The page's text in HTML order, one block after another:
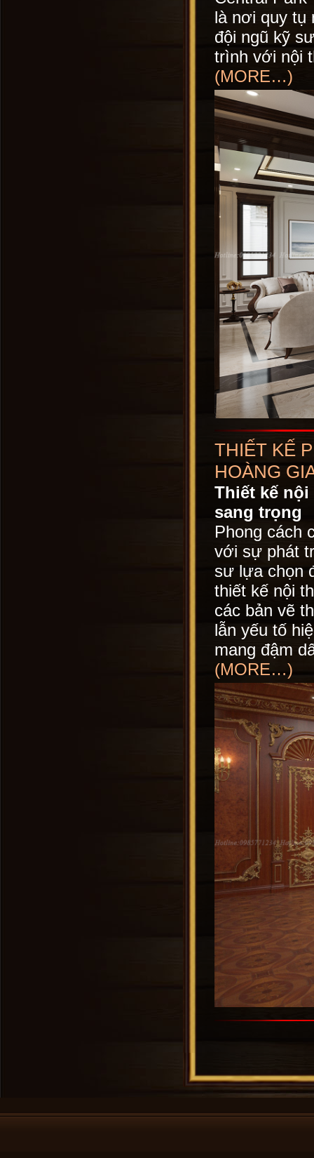
là nơi quy tụ
đội ngũ kỹ
trình với nội
(MORE…)
THIẾT KẾ
HOÀNG
Thiết kế
sang trọng
Phong cách
với sự phát
sư lựa chọn
thiết kế nội
các bản vẽ
lẫn yếu tố
mang đậm
(MORE…)